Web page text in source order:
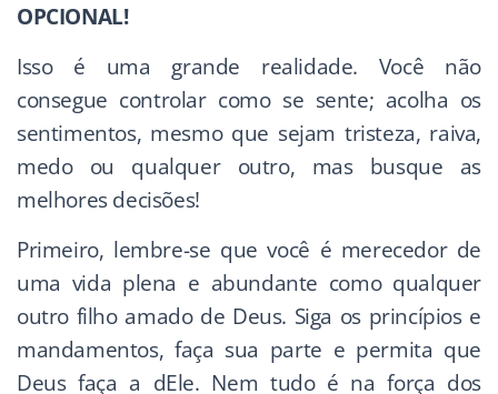
OPCIONAL!
Isso é uma grande realidade. Você não
consegue controlar como se sente; acolha os
sentimentos, mesmo que sejam tristeza, raiva,
medo ou qualquer outro, mas busque as
melhores decisões!
Primeiro, lembre-se que você é merecedor de
uma vida plena e abundante como qualquer
outro filho amado de Deus. Siga os princípios e
mandamentos, faça sua parte e permita que
Deus faça a dEle. Nem tudo é na força dos